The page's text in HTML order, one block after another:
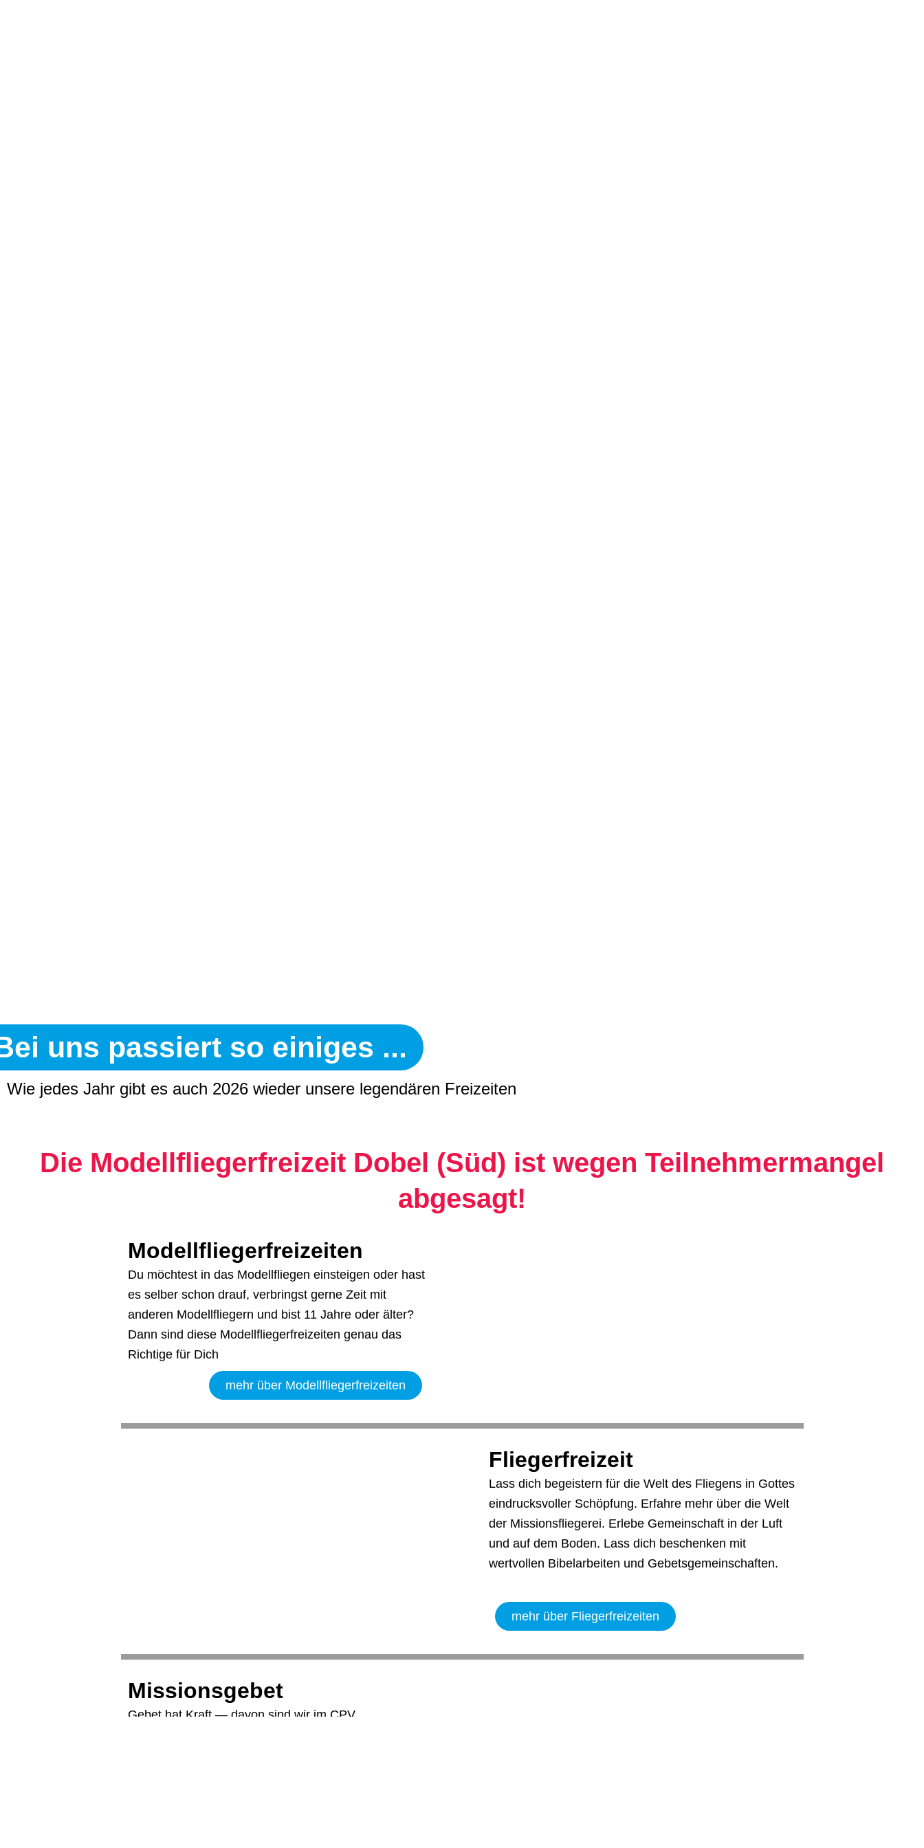
uns passiert so einiges ...
-
Wie jedes Jahr gibt es auch 2026 wieder unsere legendären Freizeiten
Die Modellfliegerfreizeit Dobel (Süd) ist wegen Teilnehmermangel
abgesagt!
Modellfliegerfreizeiten
Du möchtest in das Modellfliegen einsteigen oder hast
es selber schon drauf, verbringst gerne Zeit mit
anderen Modellfliegern und bist 11 Jahre oder älter?
Dann sind diese Modellfliegerfreizeiten genau das
Richtige für Dich
mehr über Modellfliegerfreizeiten
Fliegerfreizeit
Lass dich begeistern für die Welt des Fliegens in Gottes
eindrucksvoller Schöpfung. Erfahre mehr über die Welt
der Missionsfliegerei. Erlebe Gemeinschaft in der Luft
und auf dem Boden. Lass dich beschenken mit
wertvollen Bibelarbeiten und Gebetsgemeinschaften.
mehr über Fliegerfreizeiten
Missionsgebet
Gebet hat Kraft — davon sind wir im CPV